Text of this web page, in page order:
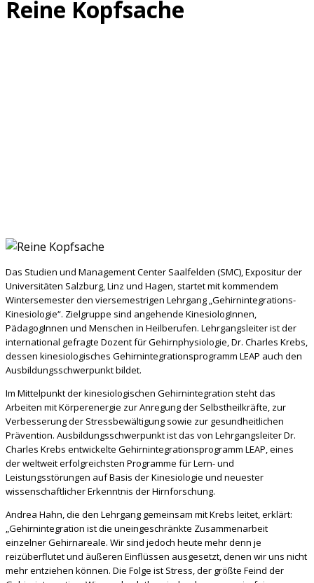
Reine Kopfsache
Das Studien und Management Center Saalfelden (SMC), Expositur der
Universitäten Salzburg, Linz und Hagen, startet mit kommendem
Wintersemester den viersemestrigen Lehrgang „Gehirnintegrations-
Kinesiologie“. Zielgruppe sind angehende KinesiologInnen,
PädagogInnen und Menschen in Heilberufen. Lehrgangsleiter ist der
international gefragte Dozent fürGehirnphysiologie, Dr. Charles Krebs,
dessen kinesiologisches Gehirnintegrationsprogramm LEAP auch den
Ausbildungsschwerpunkt bildet.
Im Mittelpunkt der kinesiologischen Gehirnintegration steht das
Arbeiten mit Körperenergie zur Anregung der Selbstheilkräfte, zur
Verbesserung der Stressbewältigung sowie zur gesundheitlichen
Prävention. Ausbildungsschwerpunkt ist das von Lehrgangsleiter Dr.
Charles Krebs entwickelte Gehirnintegrationsprogramm LEAP, eines
der weltweit erfolgreichsten Programme für Lern- und
Leistungsstörungen auf Basis der Kinesiologie und neuester
wissenschaftlicher Erkenntnis der Hirnforschung.
Andrea Hahn, die den Lehrgang gemeinsam mit Krebs leitet, erklärt:
„Gehirnintegration ist die uneingeschränkte Zusammenarbeit
einzelner Gehirnareale. Wir sind jedoch heute mehr denn je
reizüberflutet und äußeren Einflüssen ausgesetzt, denen wir uns nicht
mehr entziehen können. Die Folge ist Stress, der größte Feind der